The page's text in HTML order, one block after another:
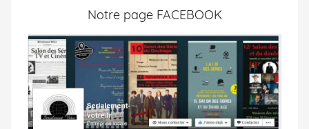
Notre page FACEBOOK